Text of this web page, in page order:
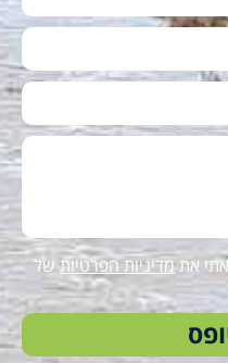
אתמדיניות הפרטיותשל